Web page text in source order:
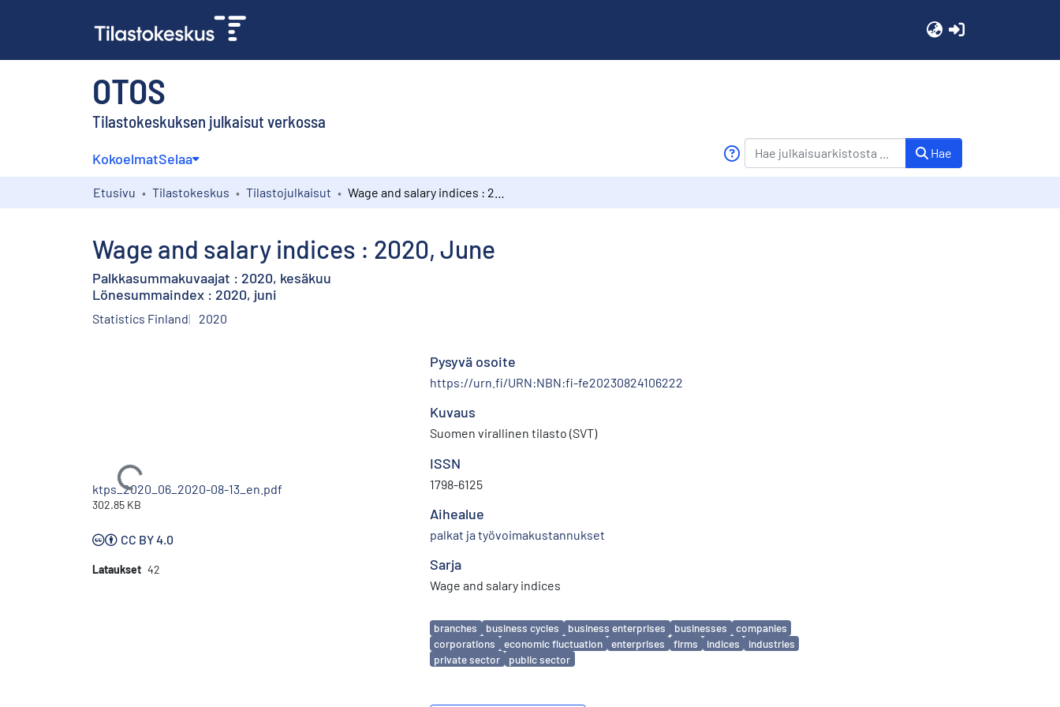
OTOS
Tilastokeskuksen julkaisut verkossa
KokoelmatSelaa Hae
Etusivu Tilastokeskus Tilastojulkaisut
Wage and salary indices : 2020, June
Palkkasummakuvaajat : 2020, kesäkuu
Lönesummaindex : 2020, juni
Statistics Finland 2020
Ladataan...
ktps_2020_06_2020-08-13_en.pdf
302.85 KB
CC BY 4.0
Lataukset 42
Pysyvä osoite
https://urn.fi/URN:NBN:fi-fe20230824106222
Kuvaus
Suomen virallinen tilasto (SVT)
ISSN
1798-6125
Aihealue
palkat ja työvoimakustannukset
Sarja
Wage and salary indices
Avainsanat
branches business cycles business enterprises businesses
companies
corporations
economic fluctuation enterprises firms indices
industries
private sector
public sector